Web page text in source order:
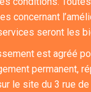
concernant
seront les
est agréé
permanent,
le site du 3 rue de